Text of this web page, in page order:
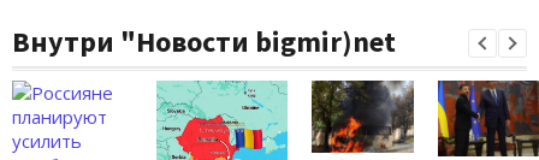
Внутри "Новости bigmir)net